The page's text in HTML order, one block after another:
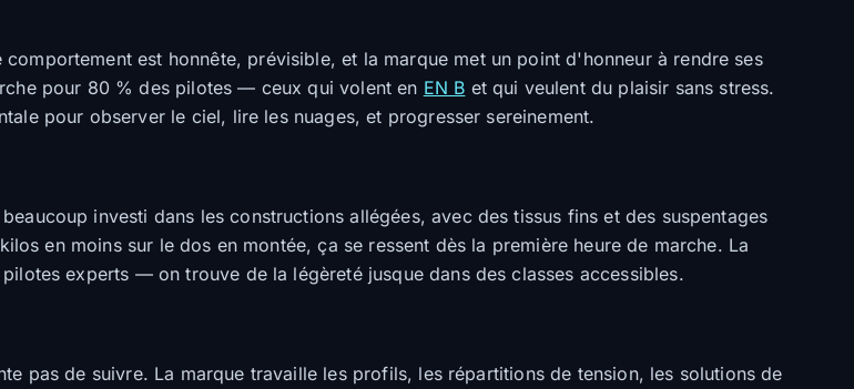
est honnête, prévisible, et la marque met un point d'honneur à rendre ses
pour 80 % des pilotes — ceux qui volent en EN B et qui veulent du plaisir sans stress.
pour observer le ciel, lire les nuages, et progresser sereinement.
investi dans les constructions allégées, avec des tissus fins et des suspentages
en moins sur le dos en montée, ça se ressent dès la première heure de marche. La
experts — on trouve de la légèreté jusque dans des classes accessibles.
pas de suivre. La marque travaille les profils, les répartitions de tension, les solutions de